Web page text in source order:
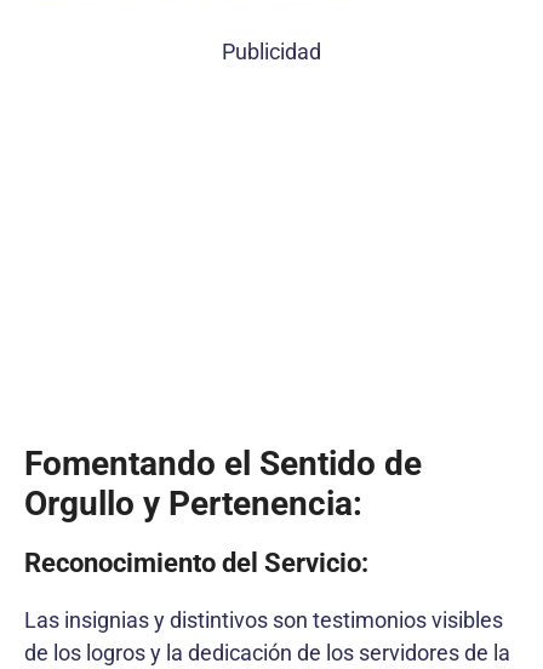
Publicidad
Fomentando el Sentido de
Orgullo y Pertenencia:
Reconocimiento del Servicio:
Las insignias y distintivos son testimonios visibles
de los logros y la dedicación de los servidores de la